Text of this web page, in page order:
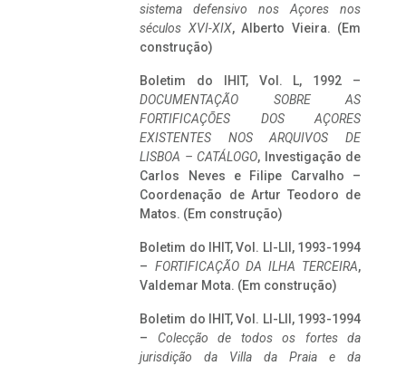
sistema defensivo nos Açores nos
séculos XVI-XIX, Alberto Vieira. (Em
construção)
Boletim do IHIT, Vol. L, 1992 –
DOCUMENTAÇÃO SOBRE AS
FORTIFICAÇÕES DOS AÇORES
EXISTENTES NOS ARQUIVOS DE
LISBOA – CATÁLOGO, Investigação de
Carlos Neves e Filipe Carvalho –
Coordenação de Artur Teodoro de
Matos. (Em construção)
Boletim do IHIT, Vol. LI-LII, 1993-1994
– FORTIFICAÇÃO DA ILHA TERCEIRA,
Valdemar Mota. (Em construção)
Boletim do IHIT, Vol. LI-LII, 1993-1994
– Colecção de todos os fortes da
jurisdição da Villa da Praia e da